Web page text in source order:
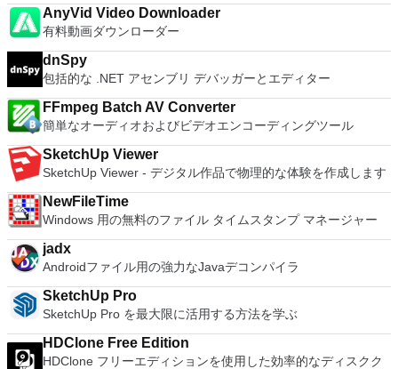
ダウンロード
でのファイルやアーカイブに対応します。WinRARでは自己解
凍アーカイブやマルチボリュームアーカイブの作成もでき、リ
カバリー記録とリカバリー容量により物理的に損傷したアーカ
イブまで再構成することが可能です。
AnyVid Video Downloader
有料動画ダウンローダー
dnSpy
包括的な .NET アセンブリ デバッガーとエディター
FFmpeg Batch AV Converter
簡単なオーディオおよびビデオエンコーディングツール
SketchUp Viewer
SketchUp Viewer - デジタル作品で物理的な体験を作成します
NewFileTime
Windows 用の無料のファイル タイムスタンプ マネージャー
jadx
Androidファイル用の強力なJavaデコンパイラ
SketchUp Pro
SketchUp Pro を最大限に活用する方法を学ぶ
HDClone Free Edition
HDClone フリーエディションを使用した効率的なディスクク